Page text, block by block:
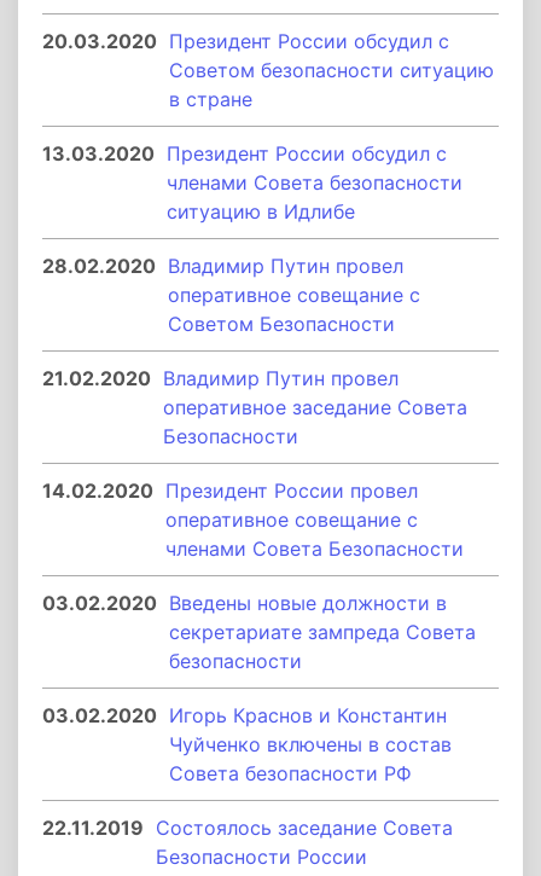
20.03.2020 Президент России обсудил с
Советом безопасности ситуацию
в стране
13.03.2020 Президент России обсудил с
членами Совета безопасности
ситуацию в Идлибе
28.02.2020 Владимир Путин провел
оперативное совещание с
Советом Безопасности
21.02.2020 Владимир Путин провел
оперативное заседание Совета
Безопасности
14.02.2020 Президент России провел
оперативное совещание с
членами Совета Безопасности
03.02.2020 Введены новые должности в
секретариате зампреда Совета
безопасности
03.02.2020 Игорь Краснов и Константин
Чуйченко включены в состав
Совета безопасности РФ
22.11.2019 Состоялось заседание Совета
Безопасности России